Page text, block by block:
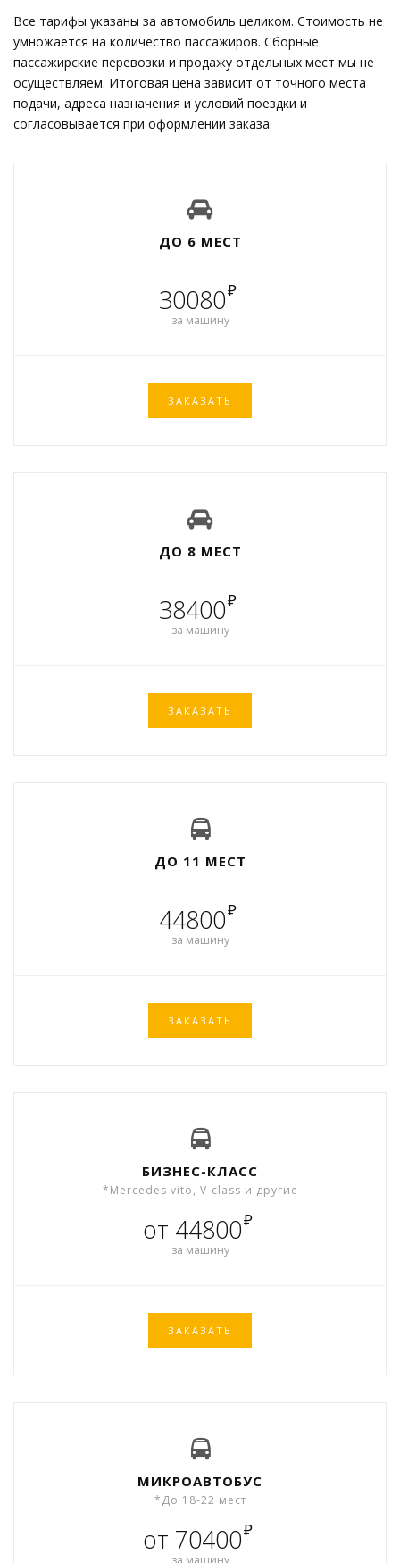
Все тарифы указаны за автомобиль целиком. Стоимость не
умножается на количество пассажиров. Сборные
пассажирские перевозки и продажу отдельных мест мы не
осуществляем. Итоговая цена зависит от точного места
подачи, адреса назначения и условий поездки и
согласовывается при оформлении заказа.
ДО 6 МЕСТ
30080₽
за машину
ЗАКАЗАТЬ
ДО 8 МЕСТ
38400₽
за машину
ЗАКАЗАТЬ
ДО 11 МЕСТ
44800₽
за машину
ЗАКАЗАТЬ
БИЗНЕС-КЛАСС
*Mercedes vito, V-class и другие
от 44800₽
за машину
ЗАКАЗАТЬ
МИКРОАВТОБУС
*До 18-22 мест
от 70400₽
за машину